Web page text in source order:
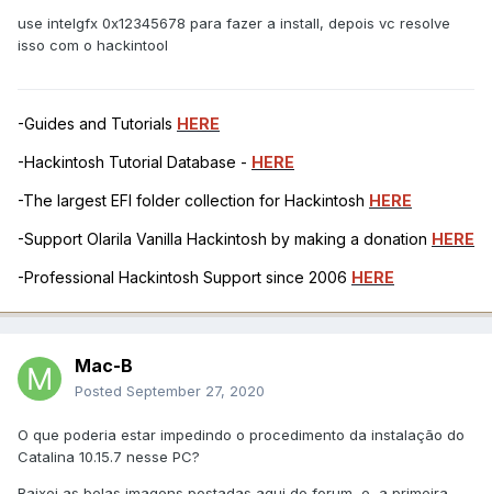
use intelgfx 0x12345678 para fazer a install, depois vc resolve
isso com o hackintool
-Guides and Tutorials HERE
-Hackintosh Tutorial Database - HERE
-The largest EFI folder collection for Hackintosh HERE
-Support Olarila Vanilla Hackintosh by making a donation HERE
-Professional Hackintosh Support since 2006 HERE
Mac-B
Posted September 27, 2020
O que poderia estar impedindo o procedimento da instalação do
Catalina 10.15.7 nesse PC?